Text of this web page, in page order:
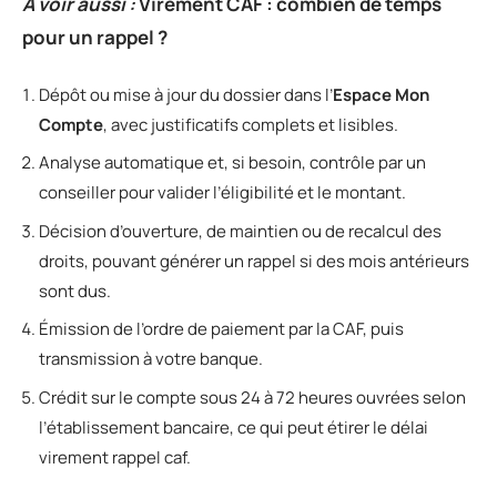
pour un rappel ?
Dépôt ou mise à jour du dossier dans l’Espace Mon
Compte, avec justificatifs complets et lisibles.
Analyse automatique et, si besoin, contrôle par un
conseiller pour valider l’éligibilité et le montant.
Décision d’ouverture, de maintien ou de recalcul des
droits, pouvant générer un rappel si des mois antérieurs
sont dus.
Émission de l’ordre de paiement par la CAF, puis
transmission à votre banque.
Crédit sur le compte sous 24 à 72 heures ouvrées selon
l’établissement bancaire, ce qui peut étirer le délai
virement rappel caf.